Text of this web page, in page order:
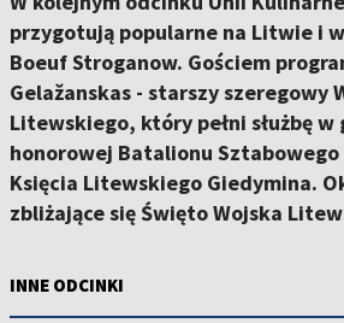
przygotują popularne na Litwie i
Boeuf Stroganow. Gościem
Gelažanskas - starszy szeregowy
Litewskiego, który pełni służbę
honorowej Batalionu
Księcia Litewskiego Giedymina.
zbliżające się Święto Wojska
INNE ODCINKI